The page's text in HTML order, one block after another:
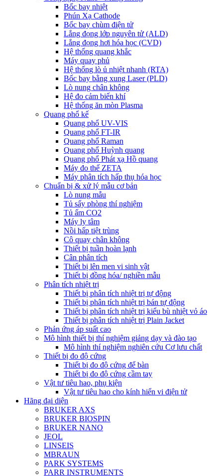
Bốc bay nhiệt
Phún Xạ Cathode
Bốc bay chùm điện tử
Lắng đọng lớp nguyên tử (ALD)
Lắng đọng hơi hóa học (CVD)
Hệ thống quang khắc
Máy quay phủ
Hệ thống lò ủ nhiệt nhanh (RTA)
Bốc bay bằng xung Laser (PLD)
Lò nung chân không
Hệ đo cảm biến khí
Hệ thống ăn mòn Plasma
Quang phổ kế
Quang phổ UV-VIS
Quang phổ FT-IR
Quang phổ Raman
Quang phổ Huỳnh quang
Quang phổ Phát xạ Hồ quang
Máy đo thế ZETA
Máy phân tích hấp thụ hóa học
Chuẩn bị & xử lý mẫu cơ bản
Lò nung mẫu
Tủ sấy phòng thí nghiệm
Tủ ấm CO2
Máy ly tâm
Nồi hấp tiệt trùng
Cô quay chân không
Thiết bị tuần hoàn lạnh
Cân phân tích
Thiết bị lên men vi sinh vật
Thiết bị đồng hóa/ nghiền mẫu
Phân tích nhiệt trị
Thiết bị phân tích nhiệt trị tự động
Thiết bị phân tích nhiệt trị bán tự động
Thiết bị phân tích nhiệt trị kiểu bù nhiệt vỏ áo
Thiết bị phân tích nhiệt trị Plain Jacket
Phản ứng áp suất cao
Mô hình thiết bị thí nghiệm giảng dạy và đào tạo
Mô hình thí nghiệm nghiên cứu Cơ lưu chất
Thiết bị đo độ cứng
Thiết bị đo độ cứng để bàn
Thiết bị đo độ cứng cầm tay
Vật tư tiêu hao, phụ kiện
Vật tư tiêu hao cho kính hiển vi điện tử
Hãng đại diện
BRUKER AXS
BRUKER BIOSPIN
BRUKER NANO
JEOL
LINSEIS
MBRAUN
PARK SYSTEMS
PARR INSTRUMENTS